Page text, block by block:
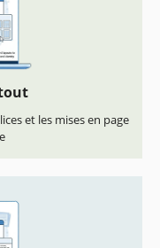
et les mises en page